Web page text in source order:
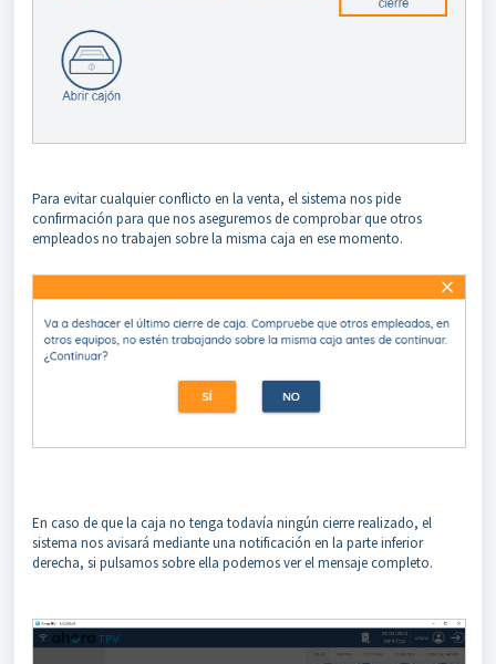
Para evitar cualquier conflicto en la venta, el sistema nos pide
confirmación para que nos aseguremos de comprobar que otros
empleados no trabajen sobre la misma caja en ese momento.
En caso de que la caja no tenga todavía ningún cierre realizado, el
sistema nos avisará mediante una notificación en la parte inferior
derecha, si pulsamos sobre ella podemos ver el mensaje completo.